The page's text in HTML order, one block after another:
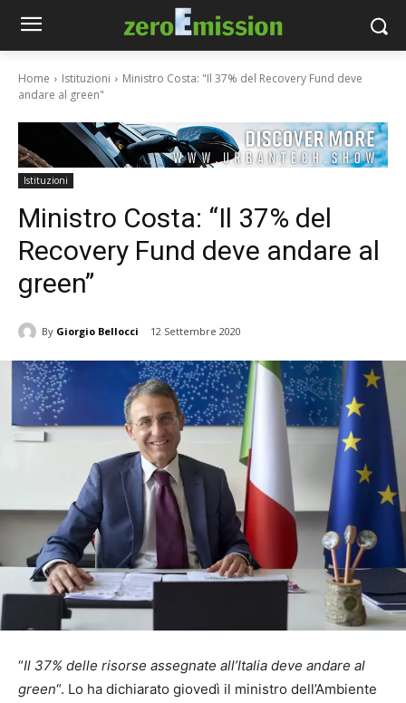
Home Istituzioni
Ministro Costa: "Il 37% del Recovery Fund deve
andare al green"
Istituzioni
Ministro Costa: “Il 37% del
Recovery Fund deve andare al
green”
By Giorgio Bellocci 12 Settembre 2020
“Il 37% delle risorse assegnate all’Italia deve andare al
green“. Lo ha dichiarato giovedì il ministro dell’Ambiente